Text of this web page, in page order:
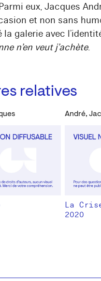
eux, Jacques
et non sans
la galerie avec
n’en veut j’achète.
relatives
André,
La
2020